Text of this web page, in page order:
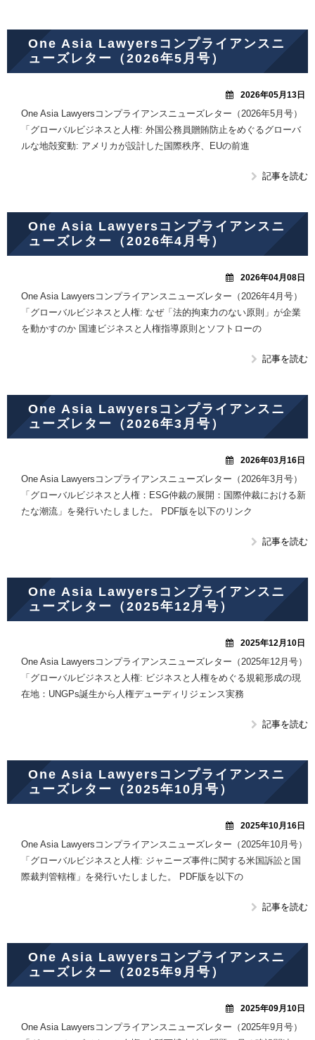
One Asia Lawyersコンプライアンスニ
ューズレター（2026年5月号）
2026年05月13日
One Asia Lawyersコンプライアンスニューズレター（2026年5月号）
「グローバルビジネスと人権: 外国公務員贈賄防止をめぐるグローバ
ルな地殻変動: アメリカが設計した国際秩序、EUの前進
記事を読む
One Asia Lawyersコンプライアンスニ
ューズレター（2026年4月号）
2026年04月08日
One Asia Lawyersコンプライアンスニューズレター（2026年4月号）
「グローバルビジネスと人権: なぜ「法的拘束力のない原則」が企業
を動かすのか 国連ビジネスと人権指導原則とソフトローの
記事を読む
One Asia Lawyersコンプライアンスニ
ューズレター（2026年3月号）
2026年03月16日
One Asia Lawyersコンプライアンスニューズレター（2026年3月号）
「グローバルビジネスと人権：ESG仲裁の展開：国際仲裁における新
たな潮流」を発行いたしました。 PDF版を以下のリンク
記事を読む
One Asia Lawyersコンプライアンスニ
ューズレター（2025年12月号）
2025年12月10日
One Asia Lawyersコンプライアンスニューズレター（2025年12月号）
「グローバルビジネスと人権: ビジネスと人権をめぐる規範形成の現
在地：UNGPs誕生から人権デューディリジェンス実務
記事を読む
One Asia Lawyersコンプライアンスニ
ューズレター（2025年10月号）
2025年10月16日
One Asia Lawyersコンプライアンスニューズレター（2025年10月号）
「グローバルビジネスと人権: ジャニーズ事件に関する米国訴訟と国
際裁判管轄権」を発行いたしました。 PDF版を以下の
記事を読む
One Asia Lawyersコンプライアンスニ
ューズレター（2025年9月号）
2025年09月10日
One Asia Lawyersコンプライアンスニューズレター（2025年9月号）